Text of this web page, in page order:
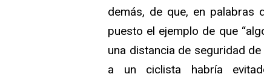
demás, de que, en palabras
puesto el ejemplo de que
una distancia de seguridad
a un ciclista habría